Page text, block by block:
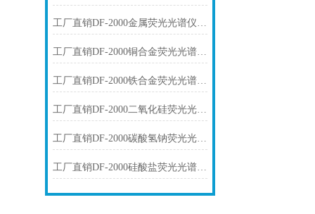
工厂直销DF-2000金属荧光光谱仪技术参数
工厂直销DF-2000铜合金荧光光谱仪技术参数
工厂直销DF-2000铁合金荧光光谱仪技术参数
工厂直销DF-2000二氧化硅荧光光谱仪技术参数
工厂直销DF-2000碳酸氢钠荧光光谱仪技术参数
工厂直销DF-2000硅酸盐荧光光谱仪技术参数